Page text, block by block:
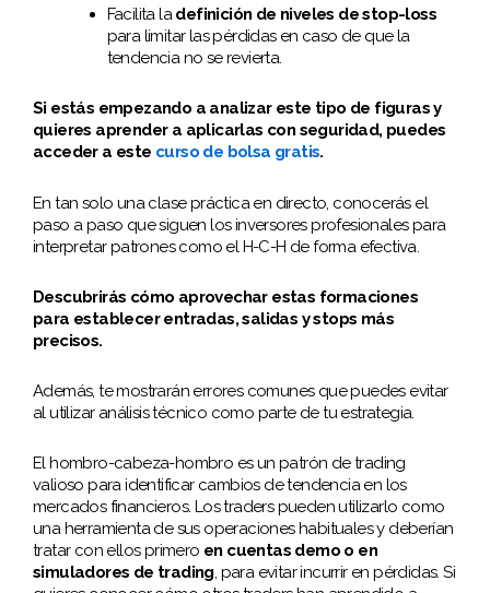
Facilita ladefinición de niveles de stop-loss
para limitar las pérdidas en caso de que la
tendencia no se revierta.
Si estás empezando a analizar este tipo de figuras y
quieres aprender a aplicarlas con seguridad, puedes
acceder a este curso de bolsa gratis.
En tan solo una clase práctica en directo, conocerás el
paso a paso que siguen los inversores profesionales para
interpretar patrones como el H-C-H de forma efectiva.
Descubrirás cómo aprovechar estas formaciones
para establecer entradas, salidas y stops más
precisos.
Además, te mostrarán errores comunes que puedes evitar
al utilizar análisis técnico como parte de tu estrategia.
El hombro-cabeza-hombro es un patrón de trading
valioso para identificar cambios de tendencia en los
mercados financieros. Los traders pueden utilizarlo como
una herramienta de sus operaciones habituales y deberían
tratar con ellos primero en cuentas demo o en
simuladores de trading, para evitar incurrir en pérdidas. Si